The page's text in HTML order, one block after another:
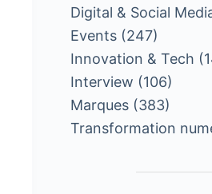
Digital & Social
Events (247)
Innovation & Tech
Interview (106)
Marques (383)
Transformation